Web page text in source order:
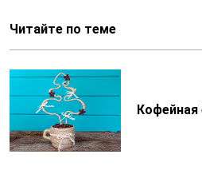
Читайте по теме
Кофейная